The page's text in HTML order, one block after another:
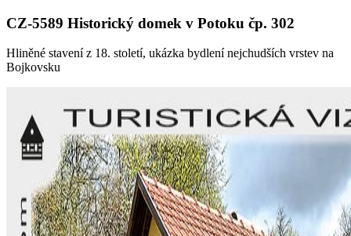
CZ-5589 Historický domek v Potoku čp. 302
Hliněné stavení z 18. století, ukázka bydlení nejchudších vrstev na
Bojkovsku